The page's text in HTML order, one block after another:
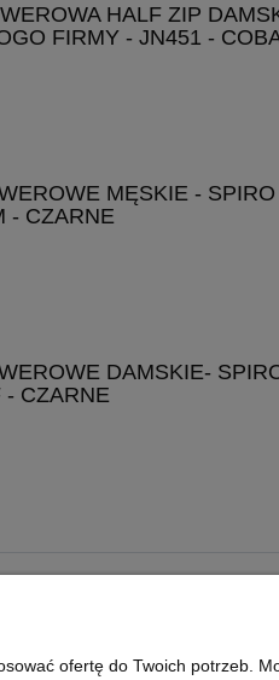
HALF ZIP
FIRMY - JN451 -
MĘSKIE - SPIRO
- CZARNE
DAMSKIE-
- CZARNE
JAKIE PLIKI
ofertę do Twoich potrzeb.